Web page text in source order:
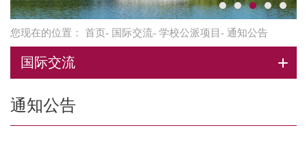
您现在的位置： 首页- 国际交流- 学校公派项目 - 通知公告
国际交流
通知公告